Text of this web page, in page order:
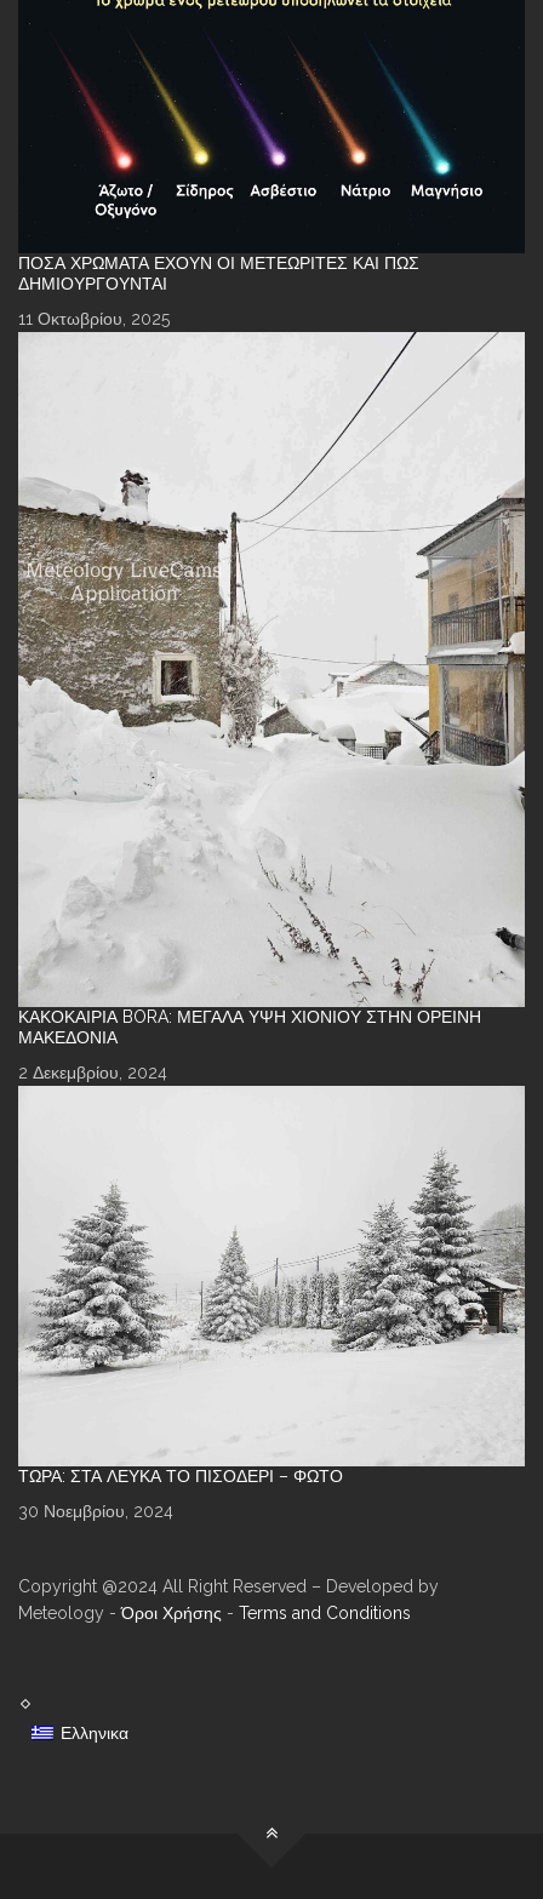
ΠΌΣΑ ΧΡΏΜΑΤΑ ΈΧΟΥΝ ΟΙ ΜΕΤΕΩΡΊΤΕΣ ΚΑΙ ΠΏΣ
ΔΗΜΙΟΥΡΓΟΎΝΤΑΙ
11 Οκτωβρίου, 2025
ΚΑΚΟΚΑΙΡΊΑ BORA: ΜΕΓΆΛΑ ΎΨΗ ΧΙΟΝΙΟΎ ΣΤΗΝ ΟΡΕΙΝΉ
ΜΑΚΕΔΟΝΊΑ
2 Δεκεμβρίου, 2024
ΤΏΡΑ: ΣΤΑ ΛΕΥΚΆ ΤΟ ΠΙΣΟΔΈΡΙ – ΦΩΤΌ
30 Νοεμβρίου, 2024
Copyright @2024 All Right Reserved – Developed by
Meteology -Όροι Χρήσης - Terms and Conditions
Ελληνικα